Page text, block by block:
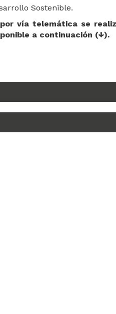
Sostenible.
vía telemática se
a continuación (↓).